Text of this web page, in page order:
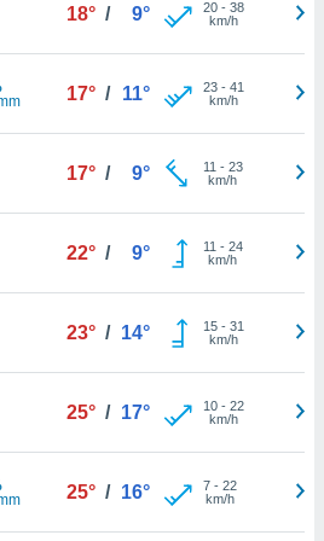
18° / 9° 20- 38
km/h
17° / 11° 23- 41
km/h
17° / 9° 11 - 23
km/h
22° / 9° 11 - 24
km/h
23° / 14° 15- 31
km/h
25° / 17° 10- 22
km/h
25° / 16° 7- 22
km/h